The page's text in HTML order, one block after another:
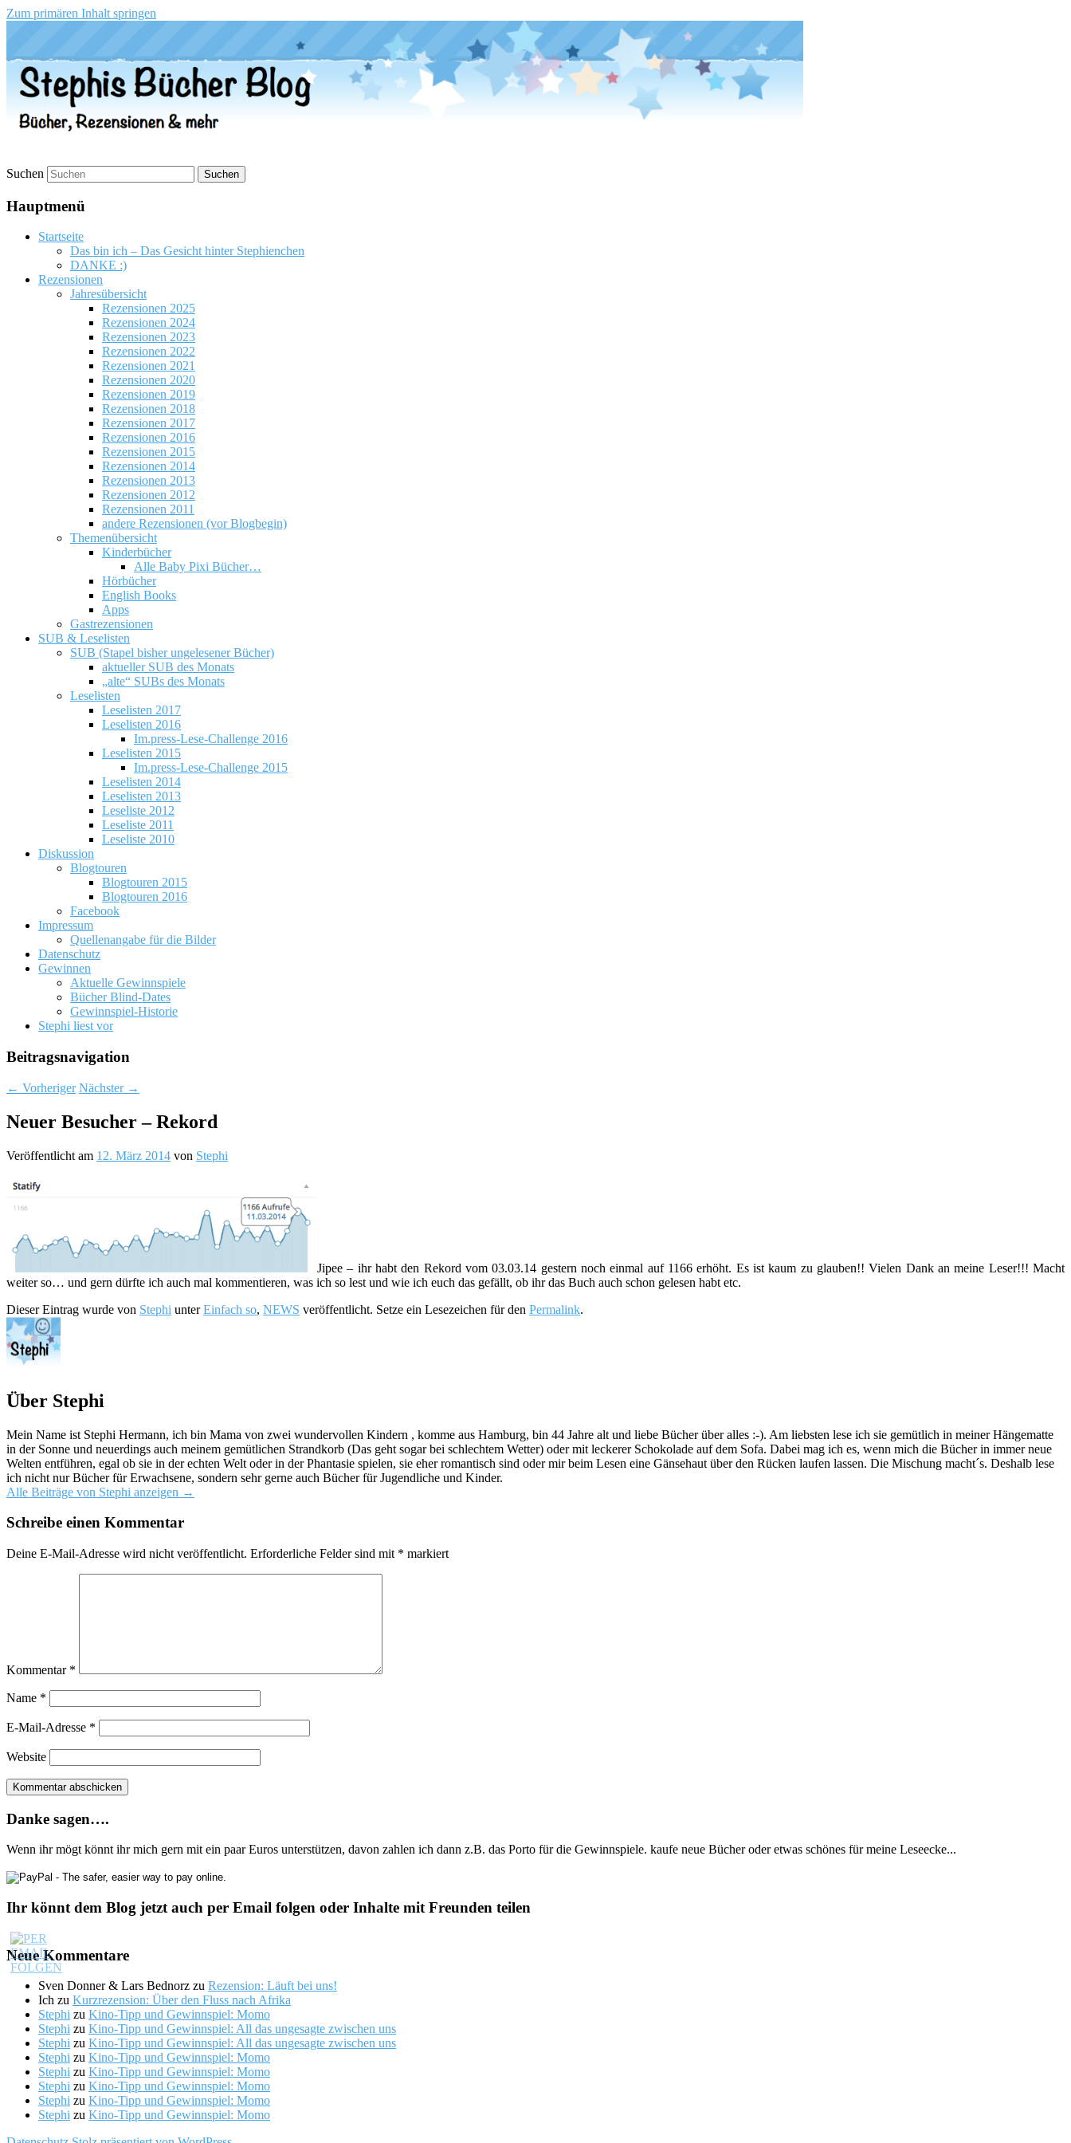
Zum primären Inhalt springen
Stephis Bücher Blog
Suchen
Hauptmenü
Startseite
Das bin ich – Das Gesicht hinter Stephienchen
DANKE :)
Rezensionen
Jahresübersicht
Rezensionen 2025
Rezensionen 2024
Rezensionen 2023
Rezensionen 2022
Rezensionen 2021
Rezensionen 2020
Rezensionen 2019
Rezensionen 2018
Rezensionen 2017
Rezensionen 2016
Rezensionen 2015
Rezensionen 2014
Rezensionen 2013
Rezensionen 2012
Rezensionen 2011
andere Rezensionen (vor Blogbegin)
Themenübersicht
Kinderbücher
Alle Baby Pixi Bücher…
Hörbücher
English Books
Apps
Gastrezensionen
SUB & Leselisten
SUB (Stapel bisher ungelesener Bücher)
aktueller SUB des Monats
„alte“ SUBs des Monats
Leselisten
Leselisten 2017
Leselisten 2016
Im.press-Lese-Challenge 2016
Leselisten 2015
Im.press-Lese-Challenge 2015
Leselisten 2014
Leselisten 2013
Leseliste 2012
Leseliste 2011
Leseliste 2010
Diskussion
Blogtouren
Blogtouren 2015
Blogtouren 2016
Facebook
Impressum
Quellenangabe für die Bilder
Datenschutz
Gewinnen
Aktuelle Gewinnspiele
Bücher Blind-Dates
Gewinnspiel-Historie
Stephi liest vor
Beitragsnavigation
← Vorheriger Nächster →
Neuer Besucher – Rekord
Veröffentlicht am 12. März 2014 von Stephi
Jipee – ihr habt den Rekord vom 03.03.14 gestern noch einmal auf 1166 erhöht. Es ist kaum zu glauben!! Vielen Dank an meine Leser!!! Macht
weiter so… und gern dürfte ich auch mal kommentieren, was ich so lest und wie ich euch das gefällt, ob ihr das Buch auch schon gelesen habt etc.
Dieser Eintrag wurde von Stephi unterEinfach so, NEWS veröffentlicht. Setze ein Lesezeichen für den Permalink.
Über Stephi
Mein Name ist Stephi Hermann, ich bin Mama von zwei wundervollen Kindern , komme aus Hamburg, bin 44 Jahre alt und liebe Bücher über alles :-). Am liebsten lese ich sie gemütlich in meiner Hängematte
in der Sonne und neuerdings auch meinem gemütlichen Strandkorb (Das geht sogar bei schlechtem Wetter) oder mit leckerer Schokolade auf dem Sofa. Dabei mag ich es, wenn mich die Bücher in immer neue
Welten entführen, egal ob sie in der echten Welt oder in der Phantasie spielen, sie eher romantisch sind oder mir beim Lesen eine Gänsehaut über den Rücken laufen lassen. Die Mischung macht´s. Deshalb lese
ich nicht nur Bücher für Erwachsene, sondern sehr gerne auch Bücher für Jugendliche und Kinder.
Alle Beiträge von Stephi anzeigen →
Schreibe einen Kommentar
Deine E-Mail-Adresse wird nicht veröffentlicht. Erforderliche Felder sind mit * markiert
Kommentar *
Name *
E-Mail-Adresse *
Website
Danke sagen….
Wenn ihr mögt könnt ihr mich gern mit ein paar Euros unterstützen, davon zahlen ich dann z.B. das Porto für die Gewinnspiele. kaufe neue Bücher oder etwas schönes für meine Leseecke...
Ihr könnt dem Blog jetzt auch per Email folgen oder Inhalte mit Freunden teilen
Neue Kommentare
Sven Donner & Lars Bednorz zu Rezension: Läuft bei uns!
Ich zu Kurzrezension: Über den Fluss nach Afrika
Stephi zu Kino-Tipp und Gewinnspiel: Momo
Stephi zu Kino-Tipp und Gewinnspiel: All das ungesagte zwischen uns
Stephi zu Kino-Tipp und Gewinnspiel: All das ungesagte zwischen uns
Stephi zu Kino-Tipp und Gewinnspiel: Momo
Stephi zu Kino-Tipp und Gewinnspiel: Momo
Stephi zu Kino-Tipp und Gewinnspiel: Momo
Stephi zu Kino-Tipp und Gewinnspiel: Momo
Stephi zu Kino-Tipp und Gewinnspiel: Momo